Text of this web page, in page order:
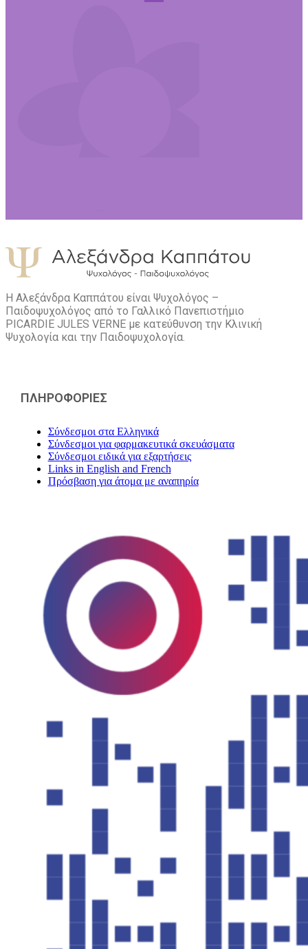
Η Αλεξάνδρα Καππάτου είναι Ψυχολόγος –
Παιδοψυχολόγος από το Γαλλικό Πανεπιστήμιο
PICARDIE JULES VERNE με κατεύθυνση την Kλινική
Ψυχολογία και την Παιδοψυχολογία.
ΠΛΗΡΟΦΟΡΙΕΣ
Σύνδεσμοι στα Ελληνικά
Σύνδεσμοι για φαρμακευτικά σκευάσματα
Σύνδεσμοι ειδικά για εξαρτήσεις
Links in English and French
Πρόσβαση για άτομα με αναπηρία